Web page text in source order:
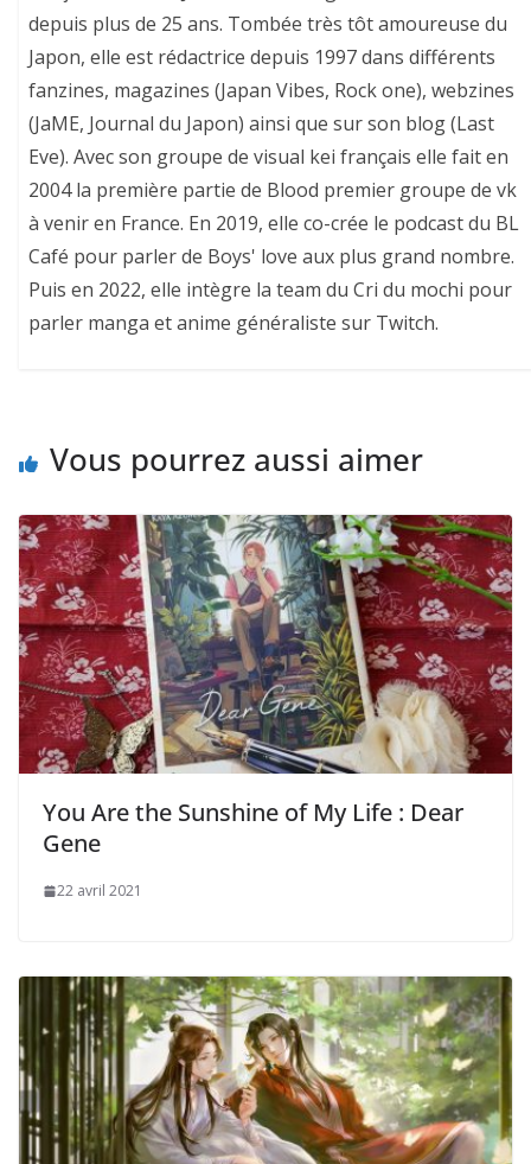
depuis plus de 25 ans. Tombée très tôt amoureuse du
Japon, elle est rédactrice depuis 1997 dans différents
fanzines, magazines (Japan Vibes, Rock one), webzines
(JaME, Journal du Japon) ainsi que sur son blog (Last
Eve). Avec son groupe de visual kei français elle fait en
2004 la première partie de Blood premier groupe de vk
à venir en France. En 2019, elle co-crée le podcast du BL
Café pour parler de Boys' love aux plus grand nombre.
Puis en 2022, elle intègre la team du Cri du mochi pour
parler manga et anime généraliste sur Twitch.
Vous pourrez aussi aimer
You Are the Sunshine of My Life : Dear
Gene
22 avril 2021